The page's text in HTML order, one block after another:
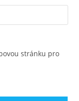
stránku pro